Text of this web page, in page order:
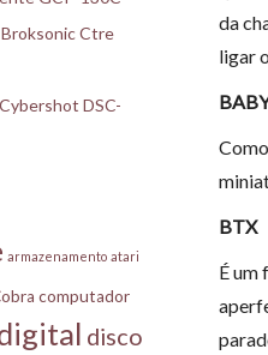
da
ligar
BTX
É um
Ctre
DSC-
armazenamento atari
computador
disco